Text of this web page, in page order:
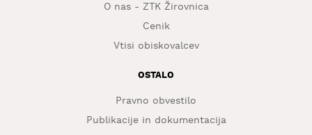
O nas - ZTK Žirovnica
Cenik
Vtisi obiskovalcev
OSTALO
Pravno obvestilo
Publikacije in dokumentacija